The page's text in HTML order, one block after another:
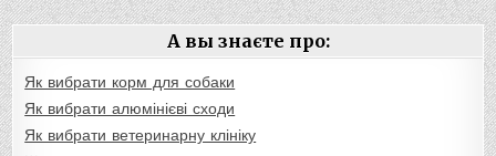
А вы знаєте про:
Як вибрати корм для собаки
Як вибрати алюмінієві сходи
Як вибрати ветеринарну клініку